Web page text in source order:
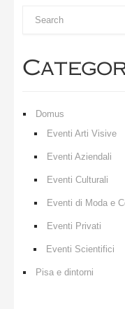
Domus
Eventi Arti Visive
Eventi Aziendali
Eventi Culturali
Eventi di Moda e
Eventi Privati
Eventi Scientifici
Pisa e dintorni